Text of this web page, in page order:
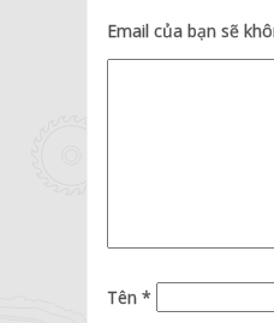
Email của bạn sẽ
Tên *